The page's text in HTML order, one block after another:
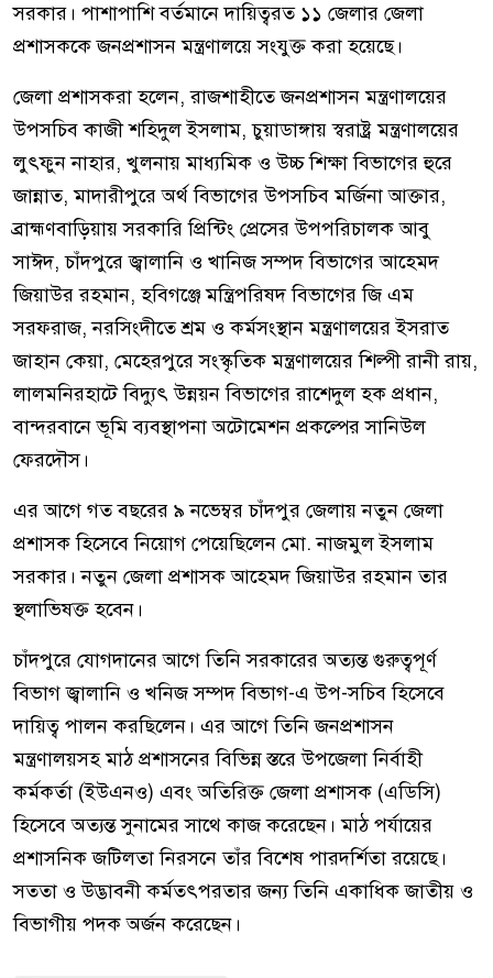
সরকার। পাশাপাশি বর্তমানে দায়িত্বরত ১১ জেলার জেলা
প্রশাসককে জনপ্রশাসন মন্ত্রণালয়ে সংযুক্ত করা হয়েছে।
জেলা প্রশাসকরা হলেন, রাজশাহীতে জনপ্রশাসন মন্ত্রণালয়ের
উপসচিব কাজী শহিদুল ইসলাম, চুয়াডাঙ্গায় স্বরাষ্ট্র মন্ত্রণালয়ের
লুৎফুন নাহার, খুলনায় মাধ্যমিক ও উচ্চ শিক্ষা বিভাগের হুরে
জান্নাত, মাদারীপুরে অর্থ বিভাগের উপসচিব মর্জিনা আক্তার,
ব্রাহ্মণবাড়িয়ায় সরকারি প্রিন্টিং প্রেসের উপপরিচালক আবু
সাঈদ, চাঁদপুরে জ্বালানি ও খানিজ সম্পদ বিভাগের আহেমদ
জিয়াউর রহমান, হবিগঞ্জে মন্ত্রিপরিষদ বিভাগের জি এম
সরফরাজ, নরসিংদীতে শ্রম ও কর্মসংস্থান মন্ত্রণালয়ের ইসরাত
জাহান কেয়া, মেহেরপুরে সংস্কৃতিক মন্ত্রণালয়ের শিল্পী রানী রায়,
লালমনিরহাটে বিদ্যুৎ উন্নয়ন বিভাগের রাশেদুল হক প্রধান,
বান্দরবানে ভূমি ব্যবস্থাপনা অটোমেশন প্রকল্পের সানিউল
ফেরদৌস।
এর আগে গত বছরের ৯ নভেম্বর চাঁদপুর জেলায় নতুন জেলা
প্রশাসক হিসেবে নিয়োগ পেয়েছিলেন মো. নাজমুল ইসলাম
সরকার। নতুন জেলা প্রশাসক আহেমদ জিয়াউর রহমান তার
স্থলাভিষক্ত হবেন।
চাঁদপুরে যোগদানের আগে তিনি সরকারের অত্যন্ত গুরুত্বপূর্ণ
বিভাগ জ্বালানি ও খনিজ সম্পদ বিভাগ-এ উপ-সচিব হিসেবে
দায়িত্ব পালন করছিলেন। এর আগে তিনি জনপ্রশাসন
মন্ত্রণালয়সহ মাঠ প্রশাসনের বিভিন্ন স্তরে উপজেলা নির্বাহী
কর্মকর্তা (ইউএনও) এবং অতিরিক্ত জেলা প্রশাসক (এডিসি)
হিসেবে অত্যন্ত সুনামের সাথে কাজ করেছেন। মাঠ পর্যায়ের
প্রশাসনিক জটিলতা নিরসনে তাঁর বিশেষ পারদর্শিতা রয়েছে।
সততা ও উদ্ভাবনী কর্মতৎপরতার জন্য তিনি একাধিক জাতীয় ও
বিভাগীয় পদক অর্জন করেছেন।